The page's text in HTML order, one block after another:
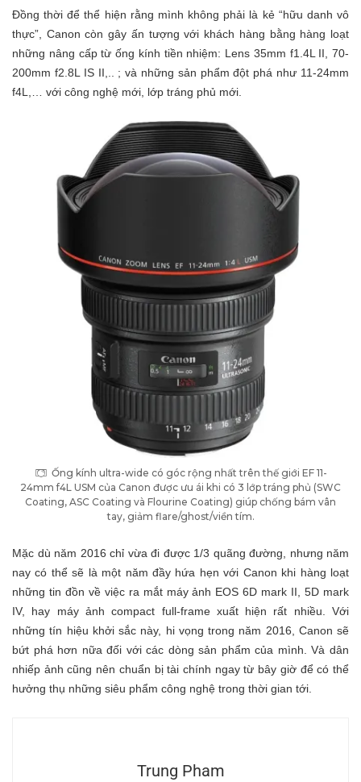
Đồng thời để thể hiện rằng mình không phải là kẻ “hữu danh vô
thực”, Canon còn gây ấn tượng với khách hàng bằng hàng loạt
những nâng cấp từ ống kính tiền nhiệm: Lens 35mm f1.4L II, 70-
200mm f2.8L IS II,.. ; và những sản phẩm đột phá như 11-24mm
f4L,… với công nghệ mới, lớp tráng phủ mới.
Ống kính ultra-wide có góc rộng nhất trên thế giới EF 11-
24mm f4L USM của Canon được ưu ái khi có 3 lớp tráng phủ (SWC
Coating, ASC Coating và Flourine Coating) giúp chống bám vân
tay, giảm flare/ghost/viền tím.
Mặc dù năm 2016 chỉ vừa đi được 1/3 quãng đường, nhưng năm
nay có thể sẽ là một năm đầy hứa hẹn với Canon khi hàng loạt
những tin đồn về việc ra mắt máy ảnh EOS 6D mark II, 5D mark
IV, hay máy ảnh compact full-frame xuất hiện rất nhiều. Với
những tín hiệu khởi sắc này, hi vọng trong năm 2016, Canon sẽ
bứt phá hơn nữa đối với các dòng sản phẩm của mình. Và dân
nhiếp ảnh cũng nên chuẩn bị tài chính ngay từ bây giờ để có thể
hưởng thụ những siêu phẩm công nghệ trong thời gian tới.
Trung Pham